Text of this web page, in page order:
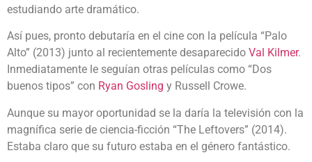
estudiando arte dramático.
Así pues, pronto debutaría en el cine con la película “Palo
Alto” (2013) junto al recientemente desaparecido Val Kilmer.
Inmediatamente le seguían otras películas como “Dos
buenos tipos” con Ryan Gosling y Russell Crowe.
Aunque su mayor oportunidad se la daría la televisión con la
magnífica serie de ciencia-ficción “The Leftovers” (2014).
Estaba claro que su futuro estaba en el género fantástico.